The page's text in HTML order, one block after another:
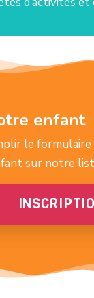
enfant
le formulaire
sur notre